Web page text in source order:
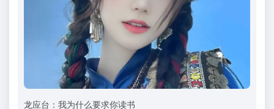
龙应台：我为什么要求你读书